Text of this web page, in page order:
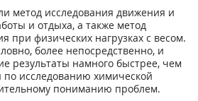
метод исследования движения и
и отдыха, а также метод
при физических нагрузках с весом.
более непосредственно, и
результаты намного быстрее, чем
исследованию химической
пониманию проблем.